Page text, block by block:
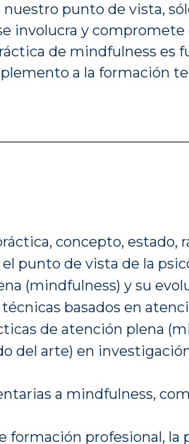
punto de vista,
involucra y
de mindfulness es
a la formación
concepto, estado,
punto de vista de la
(mindfulness) y su
basados en
de atención plena
del arte) en
a mindfulness,
formación profesional,